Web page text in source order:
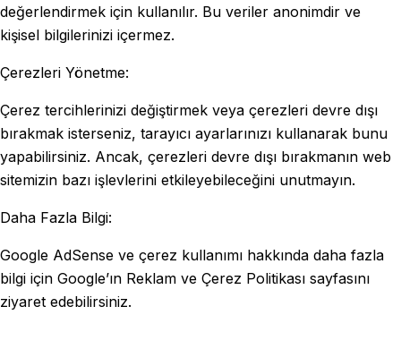
değerlendirmek için kullanılır. Bu veriler anonimdir ve
kişisel bilgilerinizi içermez.
Çerezleri Yönetme:
Çerez tercihlerinizi değiştirmek veya çerezleri devre dışı
bırakmak isterseniz, tarayıcı ayarlarınızı kullanarak bunu
yapabilirsiniz. Ancak, çerezleri devre dışı bırakmanın web
sitemizin bazı işlevlerini etkileyebileceğini unutmayın.
Daha Fazla Bilgi:
Google AdSense ve çerez kullanımı hakkında daha fazla
bilgi için Google’ın Reklam ve Çerez Politikası sayfasını
ziyaret edebilirsiniz.